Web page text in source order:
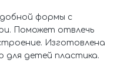
формы с
Поможет отвлечь
Изготовлена
для детей пластика.